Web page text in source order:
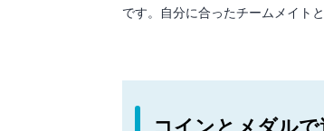
です。自分に合ったチームメイト